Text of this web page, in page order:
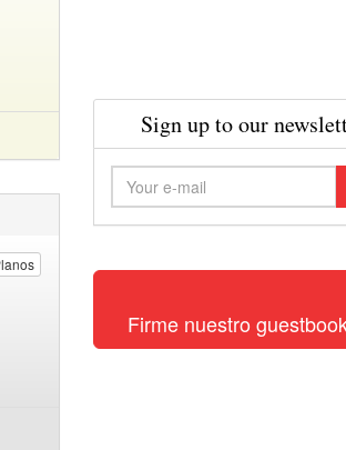
Sign up to our
Firme nuestro